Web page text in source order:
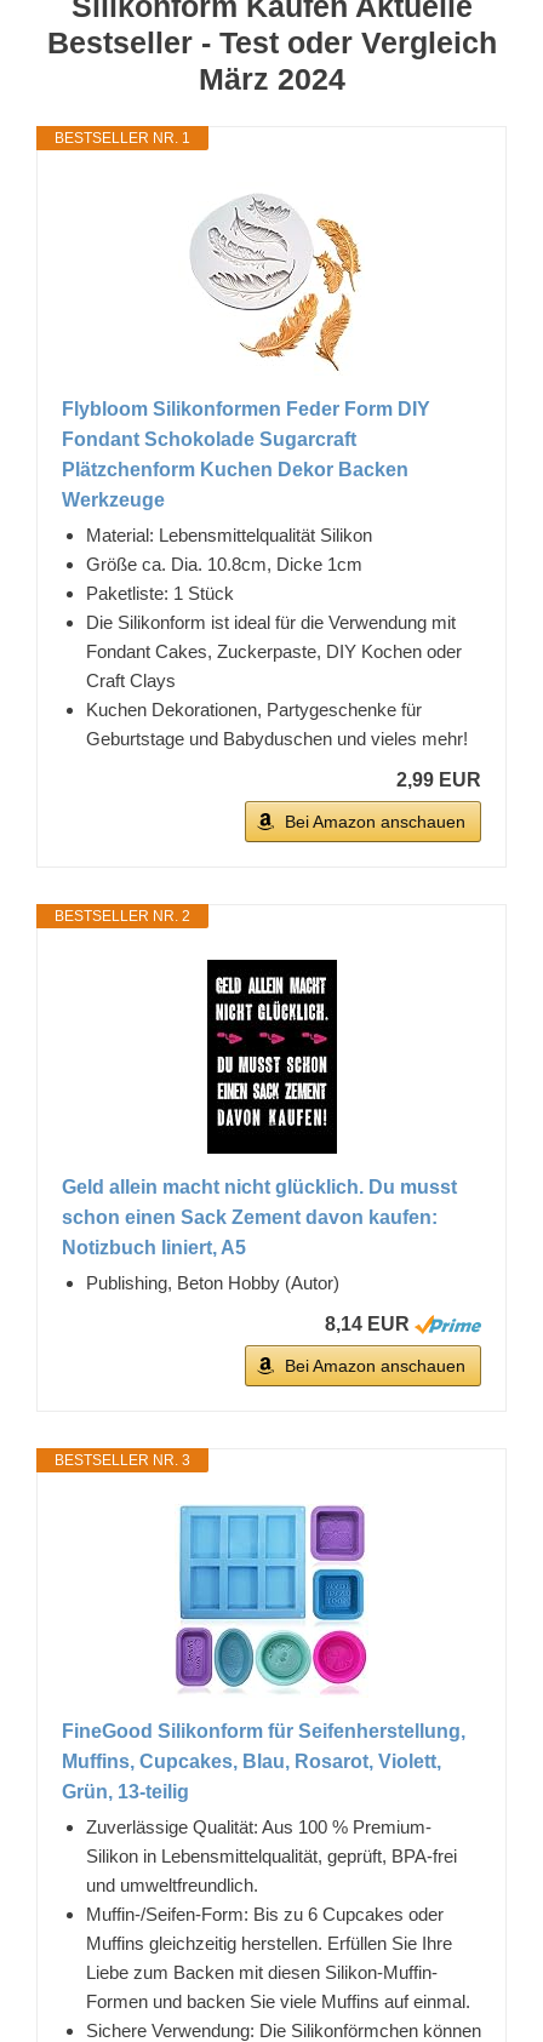
Bestseller - Test oder Vergleich
März 2024
BESTSELLER NR. 1
Flybloom Silikonformen Feder Form DIY
Fondant Schokolade Sugarcraft
Plätzchenform Kuchen Dekor Backen
Werkzeuge
Material: Lebensmittelqualität Silikon
Größe ca. Dia. 10.8cm, Dicke 1cm
Paketliste: 1 Stück
Die Silikonform ist ideal für die Verwendung mit
Fondant Cakes, Zuckerpaste, DIY Kochen oder
Craft Clays
Kuchen Dekorationen, Partygeschenke für
Geburtstage und Babyduschen und vieles mehr!
2,99 EUR
Bei Amazon anschauen
BESTSELLER NR. 2
Geld allein macht nicht glücklich. Du musst
schon einen Sack Zement davon kaufen:
Notizbuch liniert, A5
Publishing, Beton Hobby (Autor)
8,14 EUR
Bei Amazon anschauen
BESTSELLER NR. 3
FineGood Silikonform für Seifenherstellung,
Muffins, Cupcakes, Blau, Rosarot, Violett,
Grün, 13-teilig
Zuverlässige Qualität: Aus 100 % Premium-
Silikon in Lebensmittelqualität, geprüft, BPA-frei
und umweltfreundlich.
Muffin-/Seifen-Form: Bis zu 6 Cupcakes oder
Muffins gleichzeitig herstellen. Erfüllen Sie Ihre
Liebe zum Backen mit diesen Silikon-Muffin-
Formen und backen Sie viele Muffins auf einmal.
Sichere Verwendung: Die Silikonförmchen können